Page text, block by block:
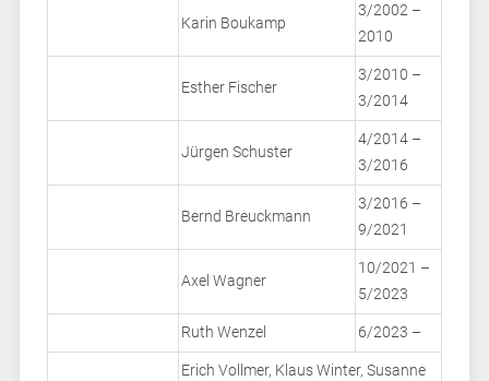
Karin Boukamp
3/2002 –
2010
Esther Fischer
3/2010 –
3/2014
Jürgen Schuster
4/2014 –
3/2016
Bernd Breuckmann
3/2016 –
9/2021
Axel Wagner
10/2021 –
5/2023
Ruth Wenzel 6/2023 –
Erich Vollmer, Klaus Winter, Susanne